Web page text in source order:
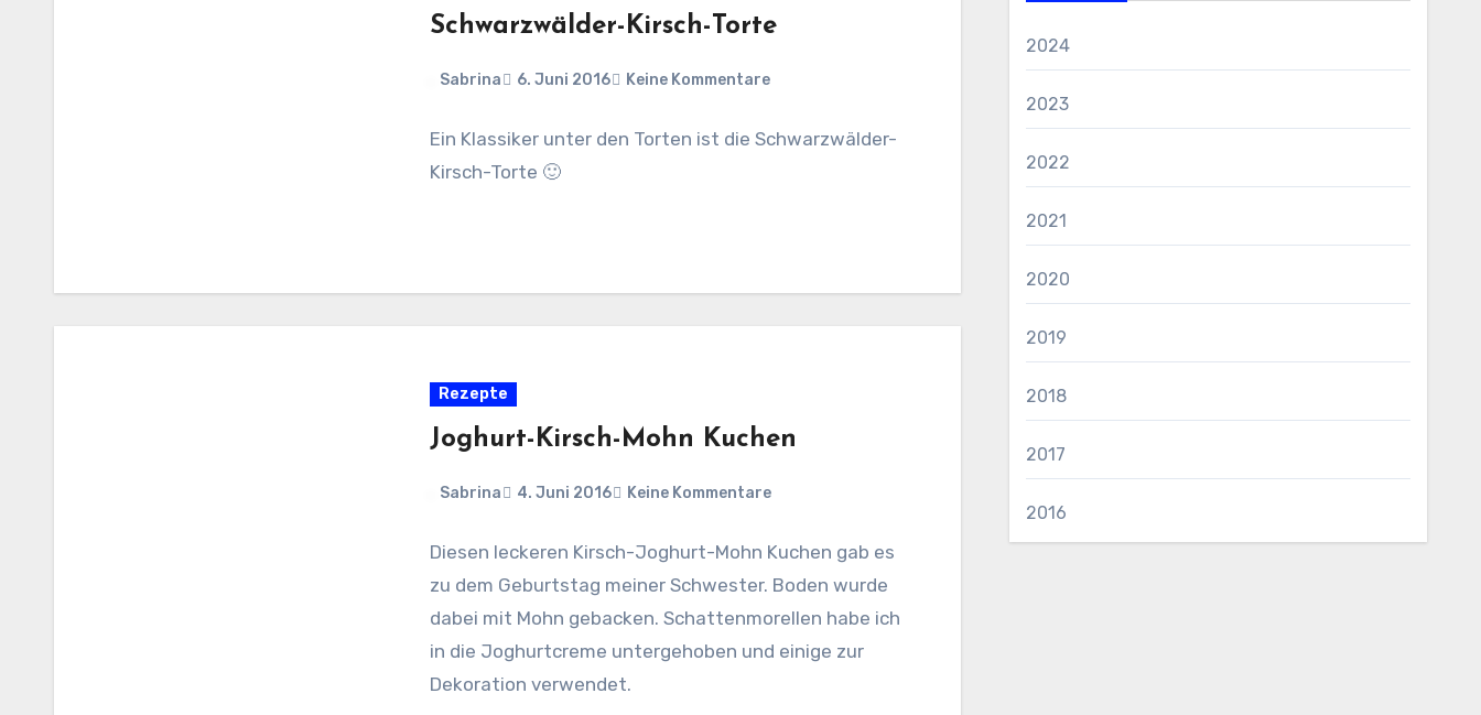
Schwarzwälder-Kirsch-Torte
Sabrina 6. Juni 2016 Keine Kommentare
Ein Klassiker unter den Torten ist die Schwarzwälder-
Kirsch-Torte 🙂
Rezepte
Joghurt-Kirsch-Mohn Kuchen
Sabrina 4. Juni 2016 Keine Kommentare
Diesen leckeren Kirsch-Joghurt-Mohn Kuchen gab es
zu dem Geburtstag meiner Schwester. Boden wurde
dabei mit Mohn gebacken. Schattenmorellen habe ich
in die Joghurtcreme untergehoben und einige zur
Dekoration verwendet.
2024
2023
2022
2021
2020
2019
2018
2017
2016